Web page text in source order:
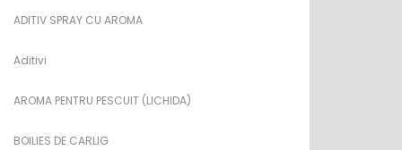
ADITIV SPRAY CU AROMA
Aditivi
AROMA PENTRU PESCUIT (LICHIDA)
BOILIES DE CARLIG